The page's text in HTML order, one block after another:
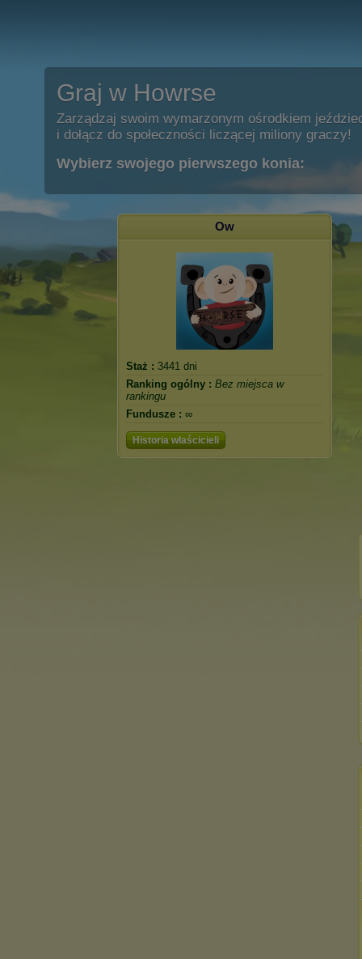
Graj w Howrse
Zarządzaj swoim wymarzonym ośrodkiem
i dołącz do społeczności liczącej miliony graczy!
Wybierz swojego pierwszego konia:
Ow
Staż : 3441 dni
Ranking ogólny : Bez miejsca w
rankingu
Fundusze : ∞
Historia właścicieli